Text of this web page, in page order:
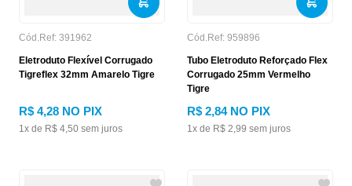
Cód.Ref: 391962
Eletroduto Flexível Corrugado
Tigreflex 32mm Amarelo Tigre
R$ 4,28 NO PIX
1x de R$ 4,50 sem juros
Cód.Ref: 959896
Tubo Eletroduto Reforçado Flex
Corrugado 25mm Vermelho
Tigre
R$ 2,84NO PIX
1x de R$ 2,99 sem juros